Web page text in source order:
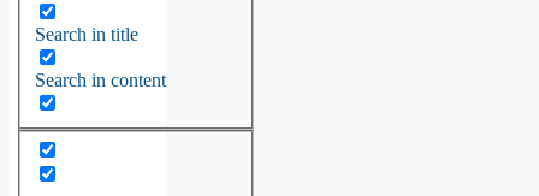
Search in title
Search in content